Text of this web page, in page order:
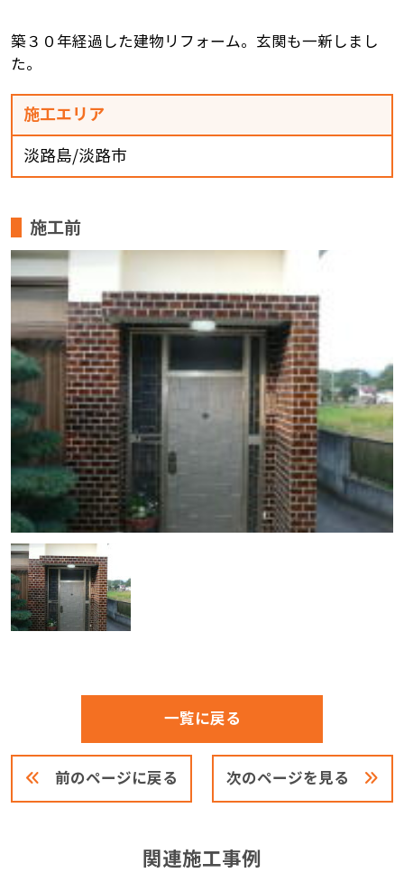
築３０年経過した建物リフォーム。玄関も一新しまし
た。
施工エリア
淡路島/淡路市
施工前
前のページに戻る
一覧に戻る
次のページを見る
関連施工事例